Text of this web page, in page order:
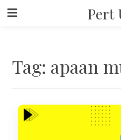
Pert
Tag: apaan